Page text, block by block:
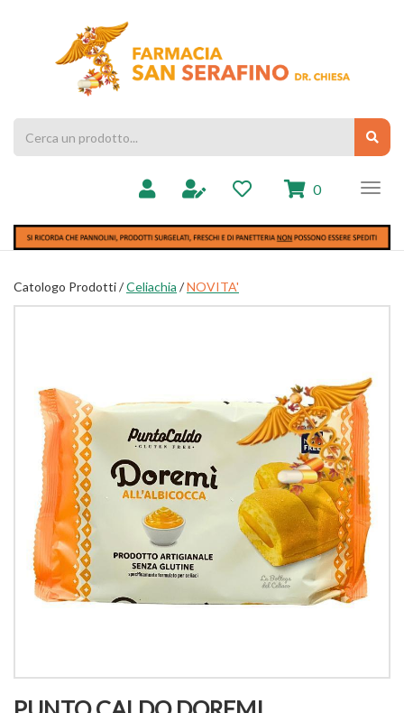
Prodotto
0 prodotti
inseriti
Catologo Prodotti /Celiachia /NOVITA'